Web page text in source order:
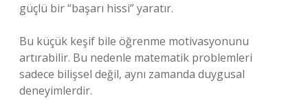
güçlü bir “başarı hissi” yaratır.
Bu küçük keşif bile öğrenme motivasyonunu
artırabilir. Bu nedenle matematik problemleri
sadece bilişsel değil, aynı zamanda duygusal
deneyimlerdir.